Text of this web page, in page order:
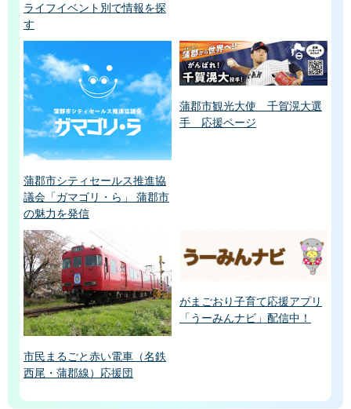
ライフイベント別で情報を探
す
蒲郡市シティセールス推進協
議会「ガマゴリ・ら」 蒲郡市
の魅力を発信
蒲郡市観光大使 千賀滉大選
手 応援ページ
市民まるごと赤い電車（名鉄
西尾・蒲郡線）応援団
がまごおり子育て応援アプリ
「うーみんナビ」配信中！